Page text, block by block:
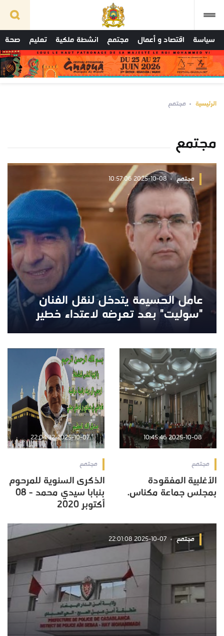
سياسة اقتصاد و أعمال مجتمع انشطة ملكية تعليم صحة
الرئيسية مجتمع
مجتمع
مجتمع 2025-10-08 10:57:06
عامل الحسيمة يتدخل لنقل الفنان
"سوليت" بعد تعرضه لاعتداء خطير
2025-10-08 10:45:46
مجتمع
الأغلبية المفقودة
بمجلس جماعة مكناس.
2025-10-07 22:04:32
مجتمع
الذكرى السنوية للمرحوم
بنبابا سيدي محمد - 08
أكتوبر 2020
مجتمع 2025-10-07 22:01:08